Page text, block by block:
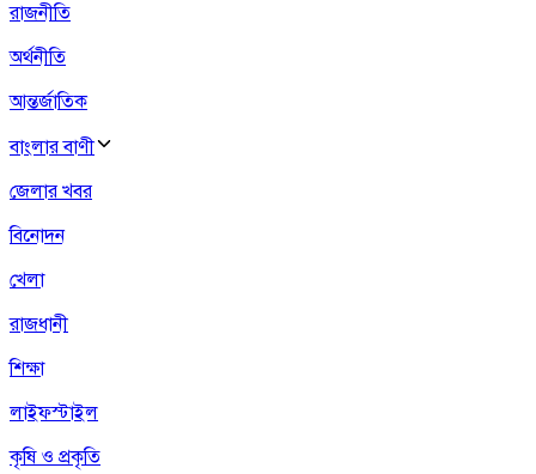
রাজনীতি
অর্থনীতি
আন্তর্জাতিক
বাংলার বাণী
জেলার খবর
বিনোদন
খেলা
রাজধানী
শিক্ষা
লাইফস্টাইল
কৃষি ও প্রকৃতি